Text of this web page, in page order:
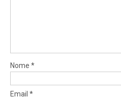
Nome *
Email *